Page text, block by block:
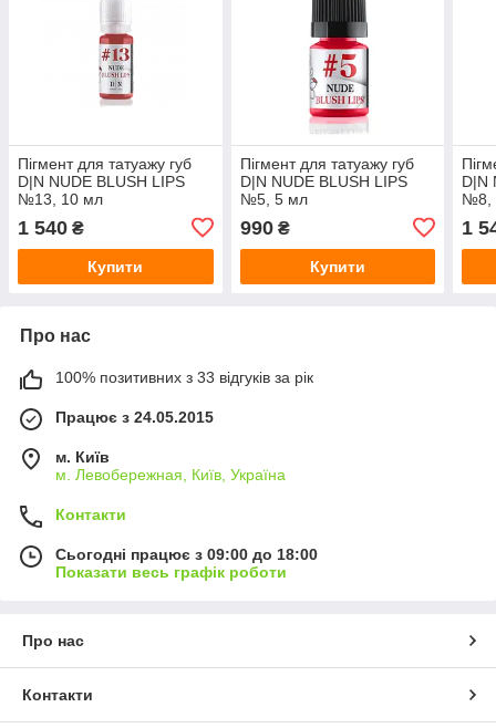
Пігмент для татуажу губ
D|N NUDE BLUSH LIPS
№13, 10 мл
1 540 ₴
Купити
Пігмент для татуажу губ
D|N NUDE BLUSH LIPS
№5, 5 мл
990₴
Купити
D|N
№8,
1
Про нас
100% позитивних з 33 відгуків за рік
Працює з 24.05.2015
м. Київ
м. Левобережная, Київ, Україна
Контакти
Сьогодні працює з 09:00 до 18:00
Показати весь графік роботи
Про нас
Контакти